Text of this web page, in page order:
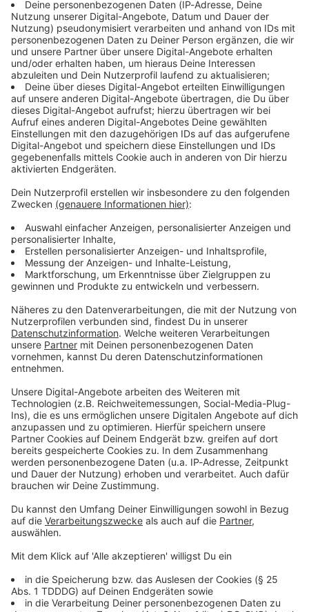
Immer auf dem Laufenden
bleiben!
Verpass' nichts mehr - mit unserem kostenlosen
ANTENNE BAYERN Newsletter. Ob Nachrichten,
informieren dich.
Zum Newsletter anmelden
Studio Hotline
Kontaktformular
Sprachnachricht
DAS KÖNNTE DICH AUCH INTERESSIEREN
Bayern